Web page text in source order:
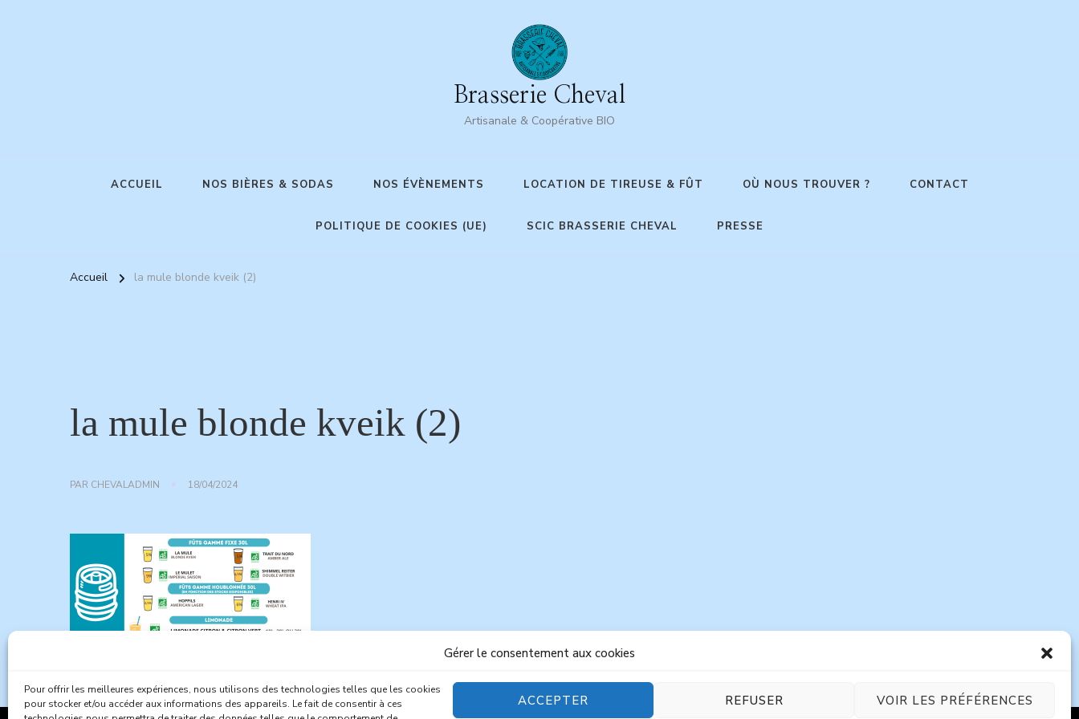
Gérer le consentement aux cookies
Pour offrir les meilleures expériences, nous utilisons des technologies telles que les cookies
pour stocker et/ou accéder aux informations des appareils. Le fait de consentir à ces
ACCEPTER REFUSER VOIR LES PRÉFÉRENCES
Brasserie Cheval
Artisanale & Coopérative BIO
ACCUEIL NOS BIÈRES & SODAS NOS ÉVÈNEMENTS LOCATION DE TIREUSE & FÛT OÙ NOUS TROUVER ? CONTACT
POLITIQUE DE COOKIES (UE) SCIC BRASSERIE CHEVAL PRESSE
Accueil la mule blonde kveik (2)
la mule blonde kveik (2)
PAR CHEVALADMIN 18/04/2024